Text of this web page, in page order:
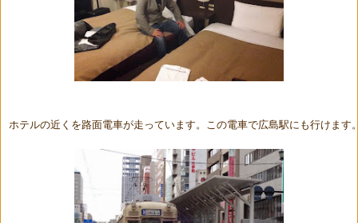
ホテルの近くを路面電車が走っています。この電車で広島駅にも行けます